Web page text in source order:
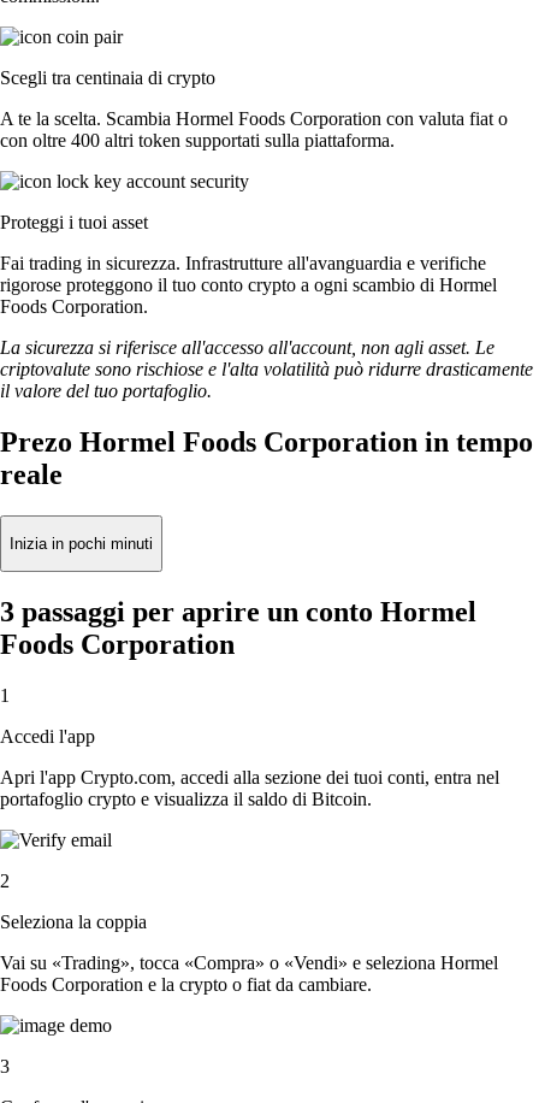
Scegli tra centinaia di crypto
A te la scelta. Scambia Hormel Foods Corporation con valuta fiat o
con oltre 400 altri token supportati sulla piattaforma.
Proteggi i tuoi asset
Fai trading in sicurezza. Infrastrutture all'avanguardia e verifiche
rigorose proteggono il tuo conto crypto a ogni scambio di Hormel
Foods Corporation.
La sicurezza si riferisce all'accesso all'account, non agli asset. Le
criptovalute sono rischiose e l'alta volatilità può ridurre drasticamente
il valore del tuo portafoglio.
Prezo Hormel Foods Corporation in tempo
reale
Inizia in pochi minuti
3 passaggi per aprire un conto Hormel
Foods Corporation
1
Accedi l'app
Apri l'app Crypto.com, accedi alla sezione dei tuoi conti, entra nel
portafoglio crypto e visualizza il saldo di Bitcoin.
2
Seleziona la coppia
Vai su «Trading», tocca «Compra» o «Vendi» e seleziona Hormel
Foods Corporation e la crypto o fiat da cambiare.
3